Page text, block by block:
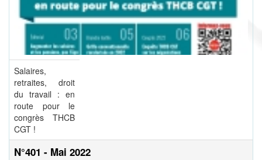
Salaires,
retraites, droit
du travail : en
route pour le
congrès THCB
CGT !
N°401 - Mai 2022